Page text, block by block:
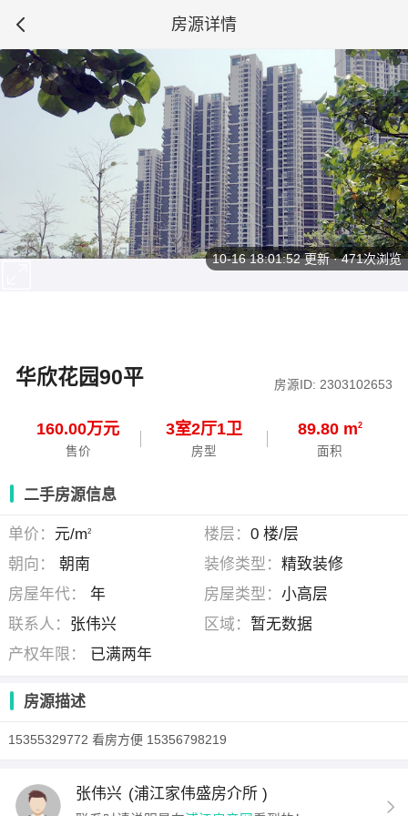
房源详情
华欣花园90平 房源ID: 2303102653
160.00万元
售价
3室2厅1卫
房型
89.80 m2
面积
10-16 18:01:52更新 · 471次浏览
二手房源信息
单价： 元/m2 楼层： 0 楼/层
朝向：
朝南 装修类型： 精致装修
房屋年代：
年 房屋类型： 小高层
联系人： 张伟兴 区域： 暂无数据
产权年限：
已满两年
房源描述
15355329772 看房方便 15356798219
张伟兴 (浦江家伟盛房介所 )